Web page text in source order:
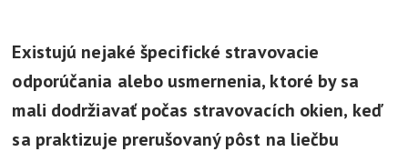
Existujú nejaké špecifické stravovacie
odporúčania alebo usmernenia, ktoré by sa
mali dodržiavať počas stravovacích okien, keď
sa praktizuje prerušovaný pôst na liečbu